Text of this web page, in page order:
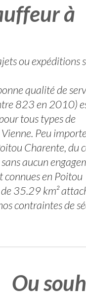
à
ou expéditions
qualité de
823 en 2010)
tous types de
Peu
Charente, du
aucun
connues en Poitou
35.29 km²
contraintes de
Ou